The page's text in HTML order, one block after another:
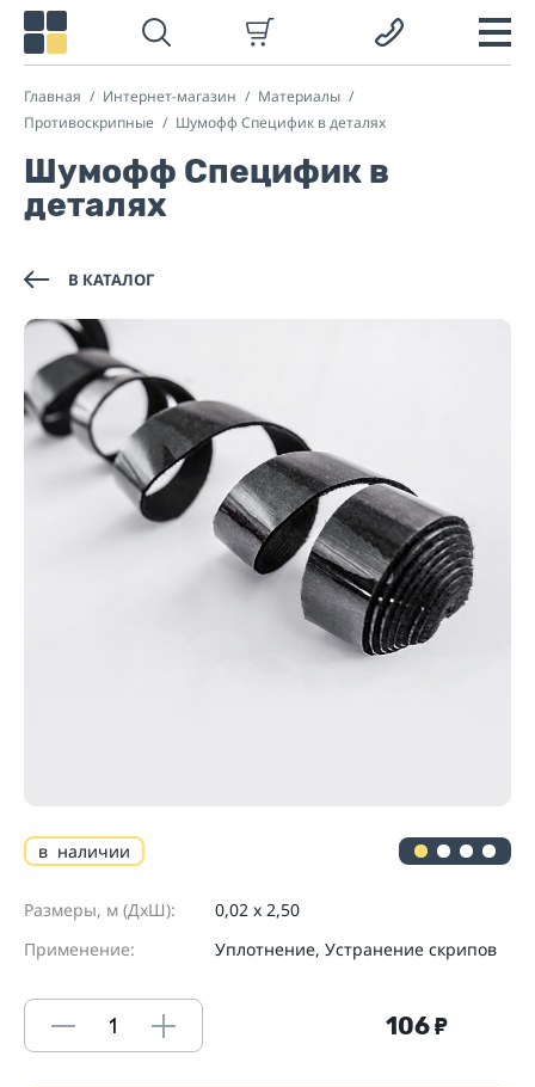
Главная Интернет-магазин
Материалы
Противоскрипные
Шумофф Специфик в деталях
Шумофф Специфик в
деталях
В КАТАЛОГ
в наличии
Размеры, м (ДхШ):
0,02 x 2,50
Применение:
Уплотнение, Устранение скрипов
106₽